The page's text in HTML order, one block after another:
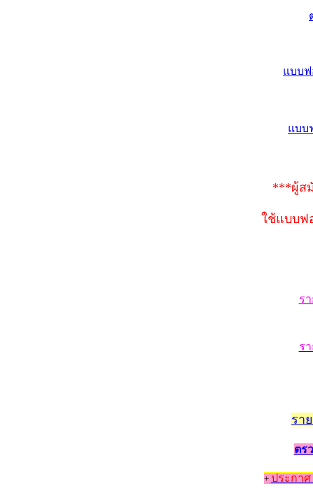
แบบ
แบบ
***ผู้ส
ใช้แบบฟ
ร
ร
รา
ตร
+ ประกา